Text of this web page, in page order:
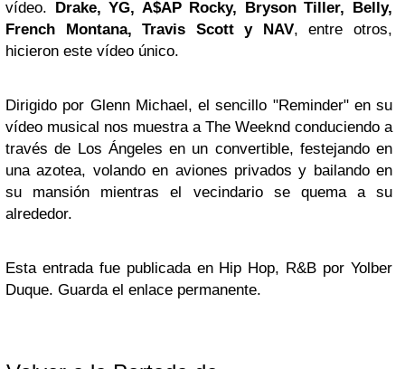
vídeo. Drake, YG, A$AP Rocky, Bryson Tiller, Belly,
French Montana, Travis Scott y NAV, entre otros,
hicieron este vídeo único.
Dirigido por Glenn Michael, el sencillo "Reminder" en su
vídeo musical nos muestra a The Weeknd conduciendo a
través de Los Ángeles en un convertible, festejando en
una azotea, volando en aviones privados y bailando en
su mansión mientras el vecindario se quema a su
alrededor.
Esta entrada fue publicada en Hip Hop, R&B por Yolber
Duque. Guarda el enlace permanente.